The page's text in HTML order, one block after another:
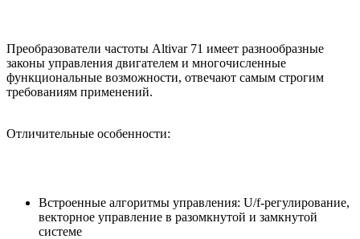
Преобразователи частоты Altivar 71 имеет разнообразные
законы управления двигателем и многочисленные
функциональные возможности, отвечают самым строгим
требованиям применений.
Отличительные особенности:
Встроенные алгоритмы управления: U/f-регулирование,
векторное управление в разомкнутой и замкнутой
системе